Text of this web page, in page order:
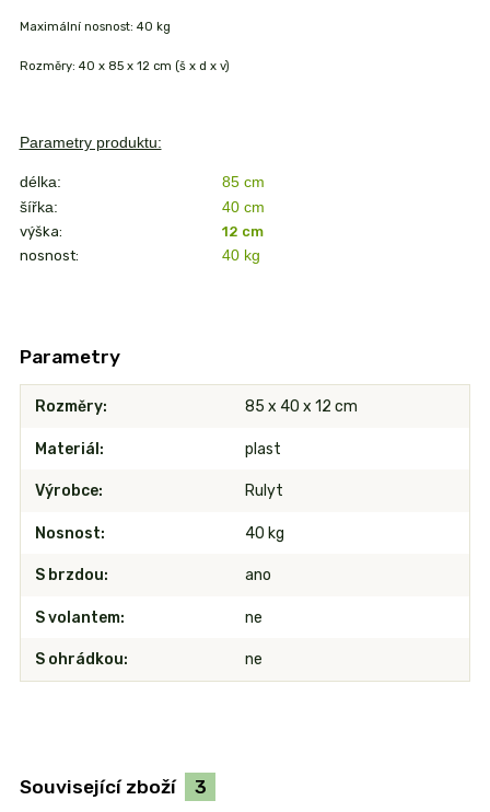
Maximální nosnost: 40 kg
Rozměry: 40 x 85 x 12 cm (š x d x v)
Parametry produktu:
délka:
85 cm
šířka:
40 cm
výška:
12 cm
nosnost:
40 kg
Parametry
Rozměry 85 x 40 x 12 cm
Materiál plast
Výrobce Rulyt
Nosnost 40 kg
S brzdou ano
S volantem ne
S ohrádkou ne
Související zboží 3